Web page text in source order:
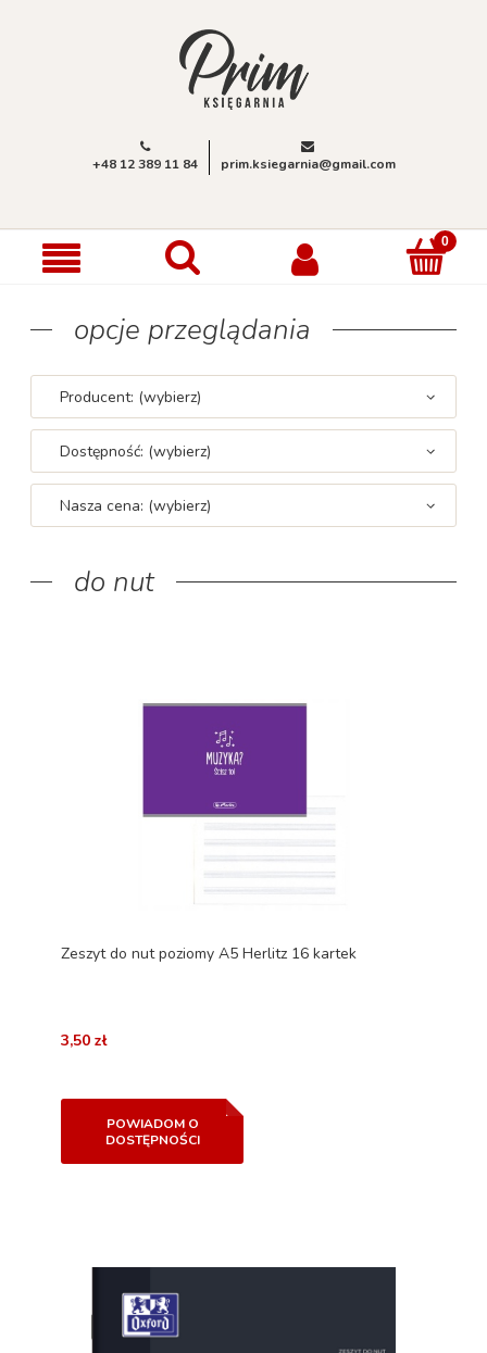
+48 12 389 11 84 prim.ksiegarnia@gmail.com
opcje przeglądania
Producent: (wybierz)
Dostępność: (wybierz)
Nasza cena: (wybierz)
do nut
Zeszyt do nut poziomy A5 Herlitz 16 kartek
3,50 zł
POWIADOM O
DOSTĘPNOŚCI